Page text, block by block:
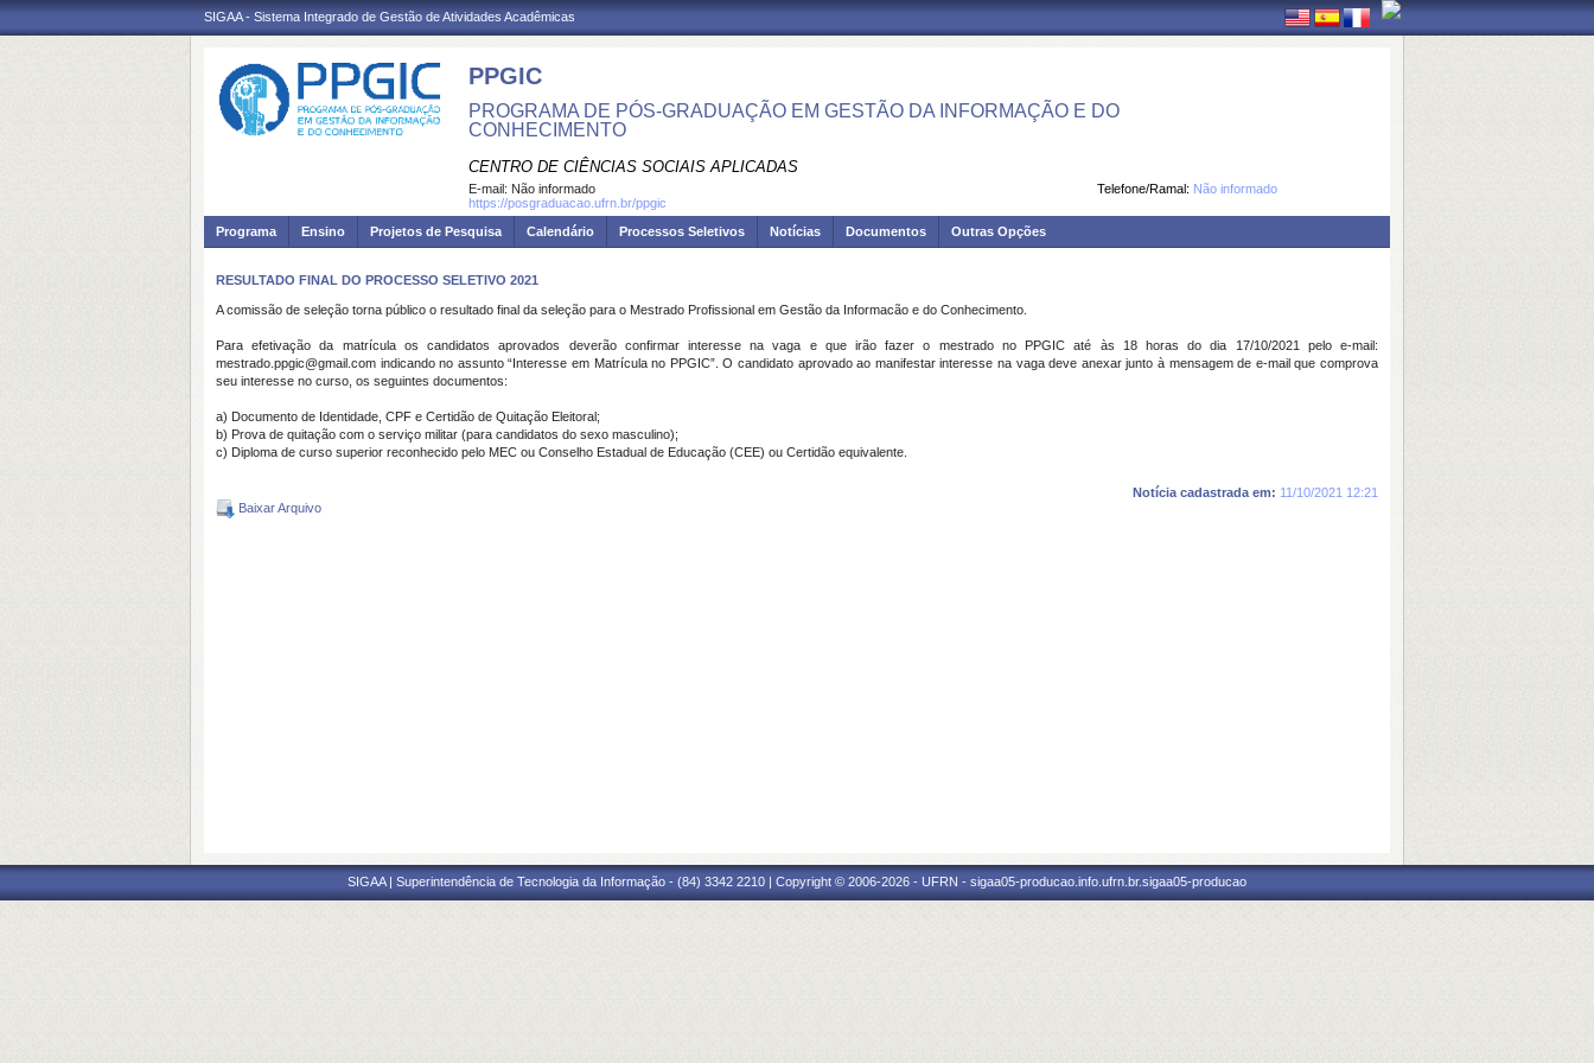
SIGAA - Sistema Integrado de Gestão de Atividades Acadêmicas
PPGIC
PROGRAMA DE PÓS-GRADUAÇÃO EM GESTÃO DA INFORMAÇÃO E DO
CONHECIMENTO
CENTRO DE CIÊNCIAS SOCIAIS APLICADAS
Telefone/Ramal: Não informado
E-mail: Não informado
https://posgraduacao.ufrn.br/ppgic
Programa
Ensino Projetos de Pesquisa Calendário Processos Seletivos Notícias Documentos Outras Opções
RESULTADO FINAL DO PROCESSO SELETIVO 2021
A comissão de seleção torna público o resultado final da seleção para o Mestrado Profissional em Gestão da Informacão e do Conhecimento.
Para efetivação da matrícula os candidatos aprovados deverão confirmar interesse na vaga e que irão fazer o mestrado no PPGIC até às 18 horas do dia 17/10/2021 pelo e-mail:
mestrado.ppgic@gmail.com indicando no assunto “Interesse em Matrícula no PPGIC”. O candidato aprovado ao manifestar interesse na vaga deve anexar junto à mensagem de e-mail que comprova
seu interesse no curso, os seguintes documentos:
a) Documento de Identidade, CPF e Certidão de Quitação Eleitoral;
b) Prova de quitação com o serviço militar (para candidatos do sexo masculino);
c) Diploma de curso superior reconhecido pelo MEC ou Conselho Estadual de Educação (CEE) ou Certidão equivalente.
Notícia cadastrada em: 11/10/2021 12:21
Baixar Arquivo
SIGAA | Superintendência de Tecnologia da Informação - (84) 3342 2210 | Copyright © 2006-2026 - UFRN - sigaa05-producao.info.ufrn.br.sigaa05-producao